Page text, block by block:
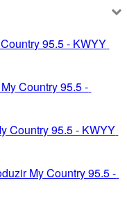
95.5 - KWYY
Country 95.5 -
Country 95.5 - KWYY
My Country 95.5 -